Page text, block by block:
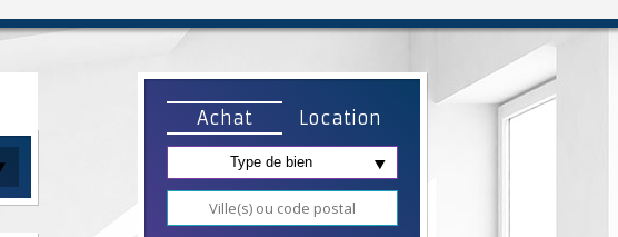
Achat Location
Type de bien